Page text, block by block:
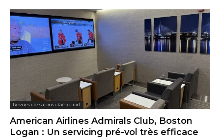
Revues de salons d'aéroport
American Airlines Admirals Club, Boston
Logan : Un servicing pré-vol très efficace